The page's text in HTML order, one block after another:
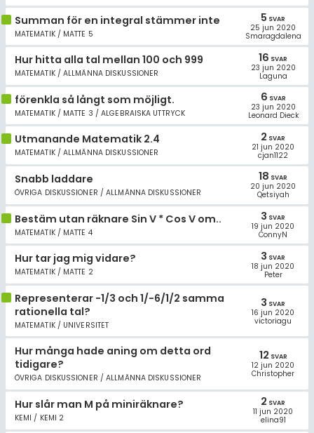
Summan för en integral stämmer inte
MATEMATIK / MATTE 5
5 SVAR
25 jun 2020
Smaragdalena
Hur hitta alla tal mellan 100 och 999
MATEMATIK / ALLMÄNNA DISKUSSIONER
16 SVAR
23 jun 2020
Laguna
förenkla så långt som möjligt.
MATEMATIK / MATTE 3 / ALGEBRAISKA UTTRYCK
6 SVAR
23 jun 2020
Leonard Dieck
Utmanande Matematik 2.4
MATEMATIK / ALLMÄNNA DISKUSSIONER
2 SVAR
21 jun 2020
cjan1122
Snabb laddare
ÖVRIGA DISKUSSIONER / ALLMÄNNA DISKUSSIONER
18 SVAR
20 jun 2020
Qetsiyah
Bestäm utan räknare Sin V * Cos V om..
MATEMATIK / MATTE 4
3 SVAR
19 jun 2020
ConnyN
Hur tar jag mig vidare?
MATEMATIK / MATTE 2
3 SVAR
18 jun 2020
Peter
Representerar −1/3 och 1/-6/1/2 samma
rationella tal?
MATEMATIK / UNIVERSITET
3 SVAR
16 jun 2020
victoriagu
Hur många hade aning om detta ord
tidigare?
ÖVRIGA DISKUSSIONER / ALLMÄNNA DISKUSSIONER
12 SVAR
12 jun 2020
Christopher
Hur slår man M på miniräknare?
KEMI / KEMI 2
2 SVAR
11 jun 2020
elina91